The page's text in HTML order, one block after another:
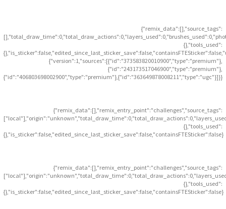
{"remix_data":[],"source_tags":
{},"tools_used":
{"version":1,"sources":[{"id":"373583820010900","type":"premium"},
{"id":"243173517046900","type":"premium"},
{"id":"406803698002900","type":"premium"},{"id":"363649878008211","type":"ugc"}]}}
{"remix_data":[],"remix_entry_point":"challenges","source_tags":
{},"tools_used":
{},"is_sticker":false,"edited_since_last_sticker_save":false,"containsFTESticker":false}
{"remix_data":[],"remix_entry_point":"challenges","source_tags":
{},"tools_used":
{},"is_sticker":false,"edited_since_last_sticker_save":false,"containsFTESticker":false}